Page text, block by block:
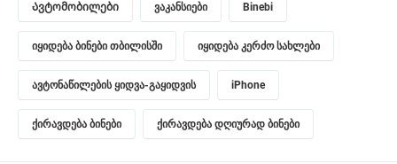
Ავტომობილები ვაკანსიები Binebi
იყიდება ბინები თბილისში იყიდება კერძო სახლები
ავტონაწილების ყიდვა-გაყიდვის iPhone
ქირავდება ბინები ქირავდება დღიურად ბინები